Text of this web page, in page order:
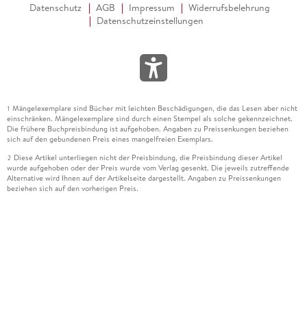
Datenschutz AGB Impressum
Widerrufsbelehrung
Datenschutzeinstellungen
1 Mängelexemplare sind Bücher mit leichten Beschädigungen, die das Lesen aber nicht
einschränken. Mängelexemplare sind durch einen Stempel als solche gekennzeichnet.
Die frühere Buchpreisbindung ist aufgehoben. Angaben zu Preissenkungen beziehen
sich auf den gebundenen Preis eines mangelfreien Exemplars.
2 Diese Artikel unterliegen nicht der Preisbindung, die Preisbindung dieser Artikel
wurde aufgehoben oder der Preis wurde vom Verlag gesenkt. Die jeweils zutreffende
Alternative wird Ihnen auf der Artikelseite dargestellt. Angaben zu Preissenkungen
beziehen sich auf den vorherigen Preis.